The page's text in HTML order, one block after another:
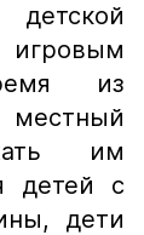
детской
из
им
детей с
дети